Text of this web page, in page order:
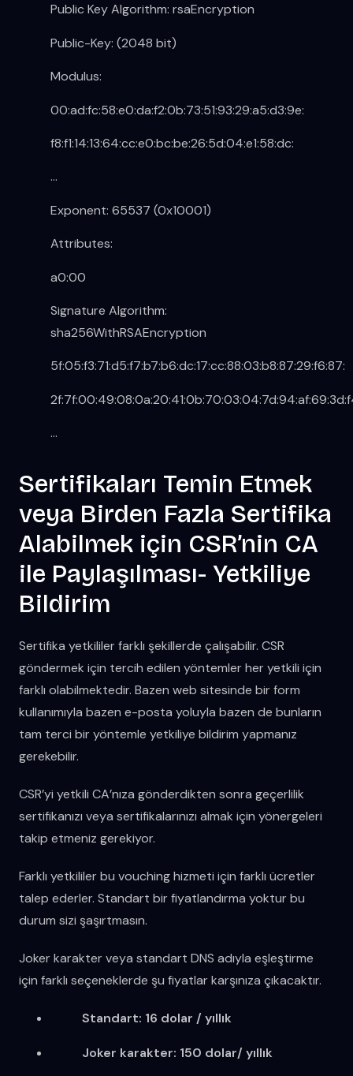
Public Key Algorithm: rsaEncryption
Public-Key: (2048 bit)
Modulus:
00:ad:fc:58:e0:da:f2:0b:73:51:93:29:a5:d3:9e:
f8:f1:14:13:64:cc:e0:bc:be:26:5d:04:e1:58:dc:
…
Exponent: 65537 (0x10001)
Attributes:
a0:00
Signature Algorithm:
sha256WithRSAEncryption
5f:05:f3:71:d5:f7:b7:b6:dc:17:cc:88:03:b8:87:29:f6:87:
…
Sertifikaları Temin Etmek
veya Birden Fazla Sertifika
Alabilmek için CSR’nin CA
ile Paylaşılması- Yetkiliye
Bildirim
Sertifika yetkililer farklı şekillerde çalışabilir. CSR
göndermek için tercih edilen yöntemler her yetkili için
farklı olabilmektedir. Bazen web sitesinde bir form
kullanımıyla bazen e-posta yoluyla bazen de bunların
tam terci bir yöntemle yetkiliye bildirim yapmanız
gerekebilir.
CSR’yi yetkili CA’nıza gönderdikten sonra geçerlilik
sertifikanızı veya sertifikalarınızı almak için yönergeleri
takip etmeniz gerekiyor.
Farklı yetkililer bu vouching hizmeti için farklı ücretler
talep ederler. Standart bir fiyatlandırma yoktur bu
durum sizi şaşırtmasın.
Joker karakter veya standart DNS adıyla eşleştirme
için farklı seçeneklerde şu fiyatlar karşınıza çıkacaktır.
Standart: 16 dolar / yıllık
Joker karakter: 150 dolar/ yıllık